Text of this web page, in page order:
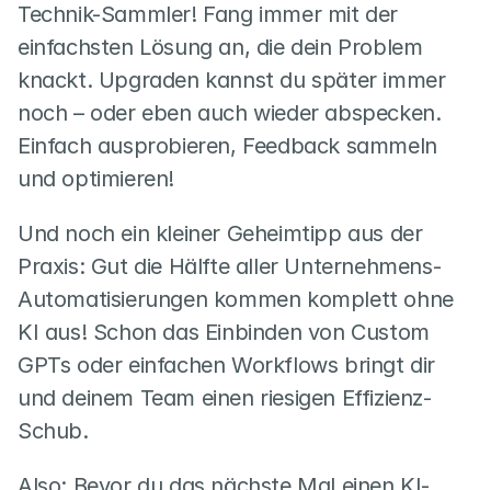
Technik-Sammler! Fang immer mit der
einfachsten Lösung an, die dein Problem
knackt. Upgraden kannst du später immer
noch – oder eben auch wieder abspecken.
Einfach ausprobieren, Feedback sammeln
und optimieren!
Und noch ein kleiner Geheimtipp aus der
Praxis: Gut die Hälfte aller Unternehmens-
Automatisierungen kommen komplett ohne
KI aus! Schon das Einbinden von Custom
GPTs oder einfachen Workflows bringt dir
und deinem Team einen riesigen Effizienz-
Schub.